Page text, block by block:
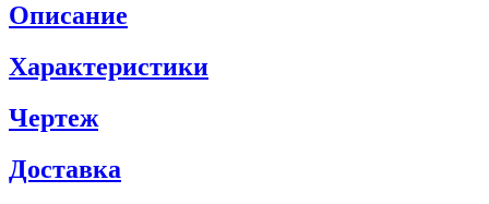
Описание
Характеристики
Чертеж
Доставка